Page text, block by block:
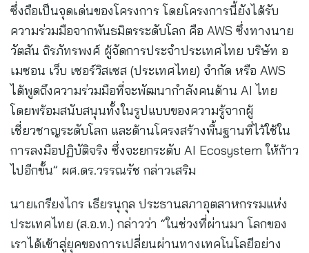
ซึ่งถือเป็นจุดเด่นของโครงการ โดยโครงการนี้ยังได้รับ
ความร่วมมือจากพันธมิตรระดับโลก คือ AWS ซึ่งทางนาย
วัตสัน ถิรภัทรพงศ์ ผู้จัดการประจำประเทศไทย บริษัท อ
เมซอน เว็บ เซอร์วิสเซส (ประเทศไทย) จำกัด หรือ AWS
ได้พูดถึงความร่วมมือที่จะพัฒนากำลังคนด้าน AI ไทย
โดยพร้อมสนับสนุนทั้งในรูปแบบของความรู้จากผู้
เชี่ยวชาญระดับโลก และด้านโครงสร้างพื้นฐานที่ไว้ใช้ใน
การลงมือปฏิบัติจริง ซึ่งจะยกระดับ AI Ecosystem ให้ก้าว
ไปอีกขั้น” ผศ.ดร.วรรณรัช กล่าวเสริม
นายเกรียงไกร เธียรนุกุล ประธานสภาอุตสาหกรรมแห่ง
ประเทศไทย (ส.อ.ท.) กล่าวว่า “ในช่วงที่ผ่านมา โลกของ
เราได้เข้าสู่ยุคของการเปลี่ยนผ่านทางเทคโนโลยีอย่าง